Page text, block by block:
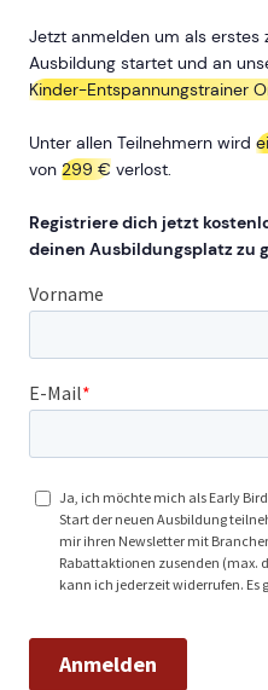
Jetzt anmelden um als erstes
Ausbildung startet und an
Kinder-Entspannungstrainer
Unter allen Teilnehmern wird
von 299 € verlost.
Registriere dich jetzt
deinen Ausbildungsplatz zu